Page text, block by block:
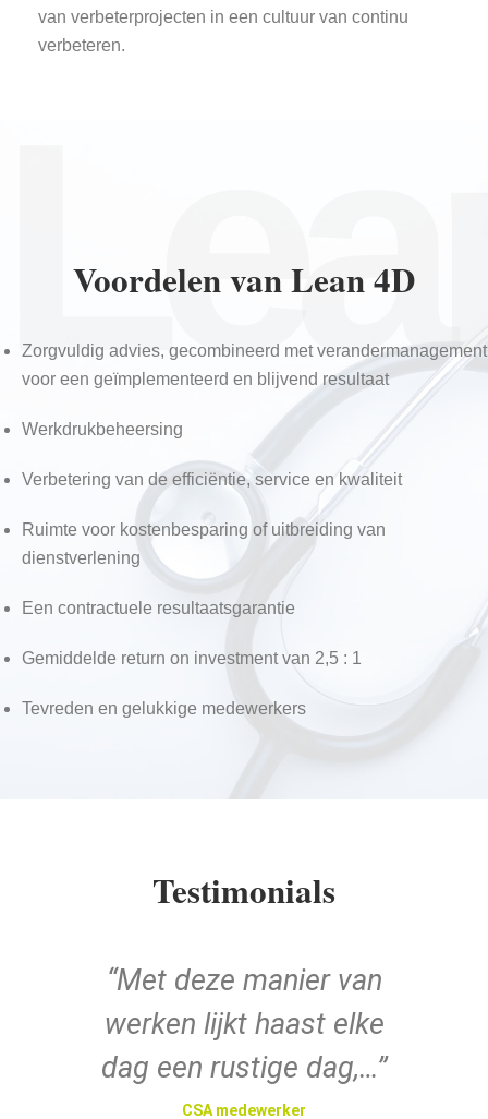
van verbeterprojecten in een cultuur van continu
verbeteren.
Voordelen van Lean 4D
Zorgvuldig advies, gecombineerd met verandermanagement
voor een geïmplementeerd en blijvend resultaat
Werkdrukbeheersing
Verbetering van de efficiëntie, service en kwaliteit
Ruimte voor kostenbesparing of uitbreiding van
dienstverlening
Een contractuele resultaatsgarantie
Gemiddelde return on investment van 2,5 : 1
Tevreden en gelukkige medewerkers
Testimonials
“Met deze manier van
werken lijkt haast elke
dag een rustige dag,…”
CSA medewerker